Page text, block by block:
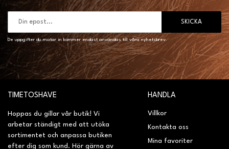
SKICKA
De uppgifter du matar in kommer endast användas till våra nyhetsbrev.
TIMETOSHAVE
Hoppas du gillar vår butik! Vi
arbetar ständigt med att utöka
sortimentet och anpassa butiken
efter dig som kund. Hör gärna av
HANDLA
Villkor
Kontakta oss
Mina favoriter